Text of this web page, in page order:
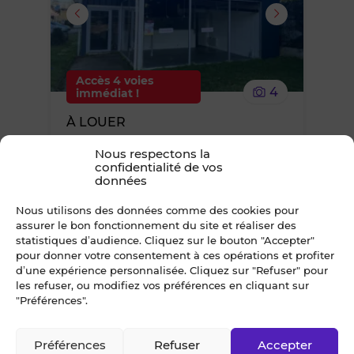
Nous respectons la
confidentialité de vos
données
Nous utilisons des données comme des cookies pour
assurer le bon fonctionnement du site et réaliser des
statistiques d’audience. Cliquez sur le bouton "Accepter"
pour donner votre consentement à ces opérations et profiter
d’une expérience personnalisée. Cliquez sur "Refuser" pour
les refuser, ou modifiez vos préférences en cliquant sur
"Préférences".
Accepter
Refuser
Préférences
Accès 4 voies
immédiat !
4
À LOUER
110 m² LA MEZIERE
Nord de Rennes
19 992 €* / an
*TVA en sus, taux en vigueur
Ajouter